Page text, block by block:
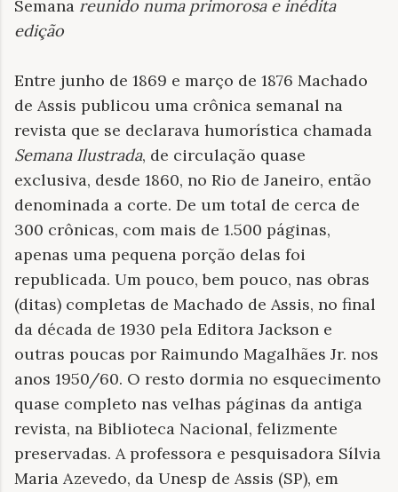
Semana reunido numa primorosa e inédita
edição
Entre junho de 1869 e março de 1876 Machado
de Assis publicou uma crônica semanal na
revista que se declarava humorística chamada
Semana Ilustrada, de circulação quase
exclusiva, desde 1860, no Rio de Janeiro, então
denominada a corte. De um total de cerca de
300 crônicas, com mais de 1.500 páginas,
apenas uma pequena porção delas foi
republicada. Um pouco, bem pouco, nas obras
(ditas) completas de Machado de Assis, no final
da década de 1930 pela Editora Jackson e
outras poucas por Raimundo Magalhães Jr. nos
anos 1950/60. O resto dormia no esquecimento
quase completo nas velhas páginas da antiga
revista, na Biblioteca Nacional, felizmente
preservadas. A professora e pesquisadora Sílvia
Maria Azevedo, da Unesp de Assis (SP), em